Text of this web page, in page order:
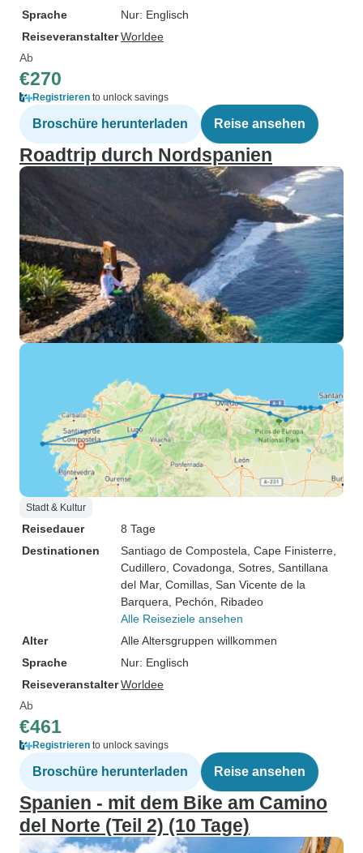
Sprache
Nur: Englisch
ReiseveranstalterWorldee
Ab
€270
Registrieren to unlock savings
Broschüre herunterladen Reise ansehen
Roadtrip durch Nordspanien
Stadt & Kultur
Reisedauer
8 Tage
Destinationen
Santiago de Compostela , Cape Finisterre
Cudillero , Covadonga , Sotres , Santillana
del Mar, Comillas , San Vicente de la
Barquera , Pechón , Ribadeo
Alle Reiseziele ansehen
Alter
Alle Altersgruppen willkommen
Sprache
Nur: Englisch
ReiseveranstalterWorldee
Ab
€461
Registrieren to unlock savings
Broschüre herunterladen Reise ansehen
Spanien - mit dem Bike am Camino
del Norte (Teil 2) (10 Tage)